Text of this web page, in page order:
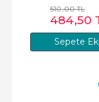
Sepete
510,00TL
484,50